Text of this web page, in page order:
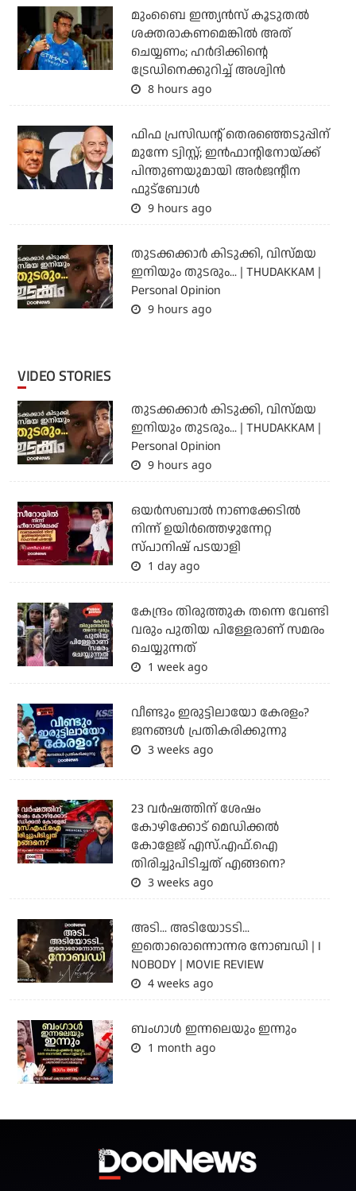
മുംബൈ ഇന്ത്യന്‍സ് കൂടുതല്‍
ശക്തരാകണമെങ്കില്‍ അത്
ചെയ്യണം; ഹര്‍ദിക്കിന്റെ
ട്രേഡിനെക്കുറിച്ച് അശ്വിന്‍
8 hours ago
ഫിഫ പ്രസിഡന്റ് തെരഞ്ഞെടുപ്പിന്
മുന്നേ ട്വിസ്റ്റ്; ഇന്‍ഫാന്റിനോയ്ക്ക്
പിന്തുണയുമായി അര്‍ജന്റീന
ഫുട്‌ബോള്‍
9 hours ago
തുടക്കക്കാര്‍ കിടുക്കി, വിസ്മയ
ഇനിയും തുടരും... | THUDAKKAM |
Personal Opinion
9 hours ago
VIDEO STORIES
തുടക്കക്കാര്‍ കിടുക്കി, വിസ്മയ
ഇനിയും തുടരും... | THUDAKKAM |
Personal Opinion
9 hours ago
ഒയര്‍സബാൽ നാണക്കേടിൽ
നിന്ന് ഉയിർത്തെഴുന്നേറ്റ
സ്പാനിഷ് പടയാളി
1 day ago
കേന്ദ്രം തിരുത്തുക തന്നെ വേണ്ടി
വരും പുതിയ പിള്ളേരാണ് സമരം
ചെയ്യുന്നത്
1 week ago
വീണ്ടും ഇരുട്ടിലായോ കേരളം?
ജനങ്ങൾ പ്രതികരിക്കുന്നു
3 weeks ago
23 വർഷത്തിന് ശേഷം
കോഴിക്കോട് മെഡിക്കൽ
കോളേജ് എസ്.എഫ്.ഐ
തിരിച്ചുപിടിച്ചത് എങ്ങനെ?
3 weeks ago
അടി... അടിയോടടി...
ഇതൊരൊന്നൊന്നര നോബഡി | I
NOBODY | MOVIE REVIEW
4 weeks ago
ബംഗാള്‍ ഇന്നലെയും ഇന്നും
1 month ago